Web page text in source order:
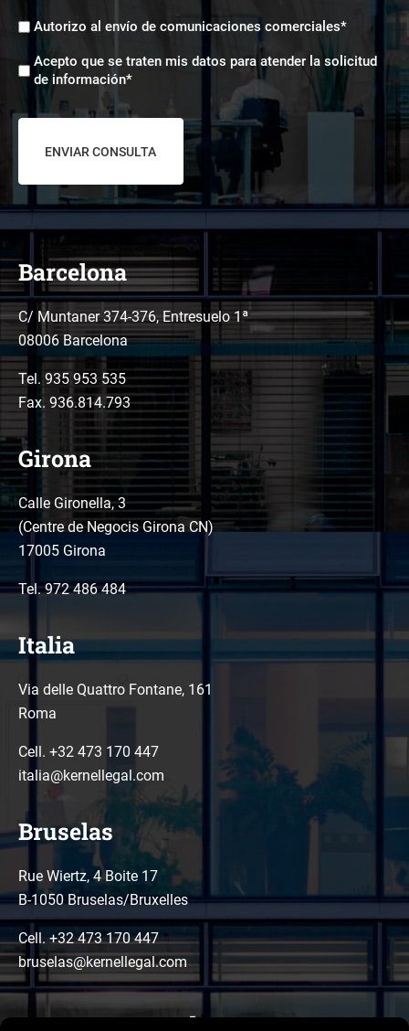
Envíos
Autorizo al envío de comunicaciones comerciales*
Aceptación
tratamiento
datos
Acepto que se traten mis datos para atender la solicitud
de información*
Barcelona
C/ Muntaner 374-376, Entresuelo 1ª
08006 Barcelona
Tel. 935 953 535
Fax. 936.814.793
Girona
Calle Gironella, 3
(Centre de Negocis Girona CN)
17005 Girona
Tel.972 486 484
Italia
Via delle Quattro Fontane, 161
Roma
Cell. +32 473 170 447
italia@kernellegal.com
Bruselas
Rue Wiertz, 4 Boite 17
B-1050 Bruselas/Bruxelles
Cell. +32 473 170 447
bruselas@kernellegal.com